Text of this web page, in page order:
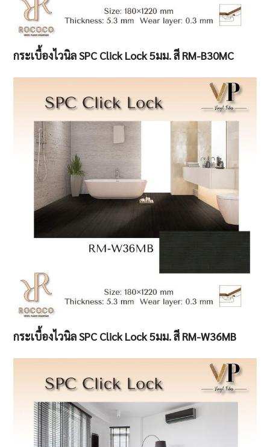
กระเบื้องไวนิล SPC Click Lock 5มม. สี RM-B30MC
กระเบื้องไวนิล SPC Click Lock 5มม. สี RM-W36MB